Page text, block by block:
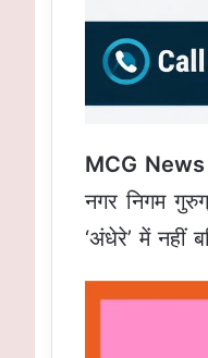
MCG
नगर निगम
‘अंधेरे’ में नहीं